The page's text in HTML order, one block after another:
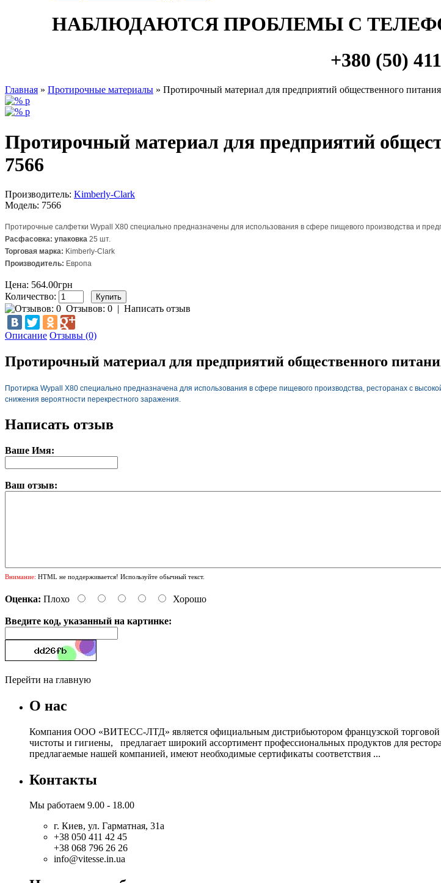
НАБЛЮДАЮТСЯ ПРОБЛЕМЫ С
+380 (50)
Главная » Протирочные материалы » Протирочный материал для предприятий общественного
Протирочный материал для предприятий
7566
Производитель: Kimberly-Clark
Модель: 7566
Протирочные салфетки Wypall X80 специально предназначены для использования в сфере пищевого производства и
Расфасовка: упаковка 25 шт.
Торговая марка: Kimberly-Clark
Производитель: Европа
Цена: 564.00грн
Количество:
Отзывов: 0 | Написать отзыв
Описание Отзывы (0)
Протирочный материал для предприятий общественного
Протирка Wypall X80 специально предназначена для использования в сфере пищевого производства, ресторанах с
снижения вероятности перекрестного заражения.
Написать отзыв
Ваше Имя:
Ваш отзыв:
Внимание: HTML не поддерживается! Используйте обычный текст.
Оценка: Плохо Хорошо
Введите код, указанный на картинке:
Перейти на главную
О нас
Компания ООО «ВИТЕСС-ЛТД» является официальным дистрибьютором французской торговой
чистоты и гигиены, предлагает широкий ассортимент профессиональных продуктов для
предлагаемые нашей компанией, имеют необходимые сертификаты соответствия ...
Контакты
Мы работаем 9.00 - 18.00
г. Киев, ул. Гарматная, 31а
+38 050 411 42 45
+38 068 796 26 26
info@vitesse.in.ua